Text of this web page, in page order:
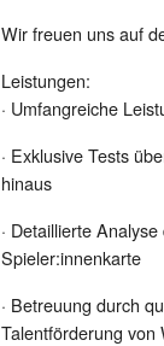
Wir freuen uns auf
Leistungen:
· Umfangreiche
· Exklusive Tests
hinaus
· Detaillierte
Spieler:innenkarte
· Betreuung durch
Talentförderung von